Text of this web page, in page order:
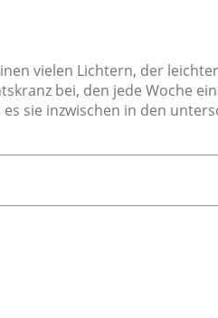
vielen Lichtern, der
bei, den jede Woche
sie inzwischen in den